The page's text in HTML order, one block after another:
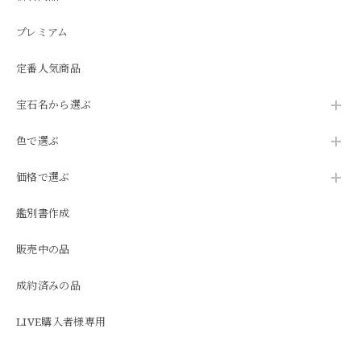
プレミアム
定番人気商品
宝石名から選ぶ
色で選ぶ
価格で選ぶ
鑑別書作成
販売中の品
成約済みの品
LIVE購入者様専用